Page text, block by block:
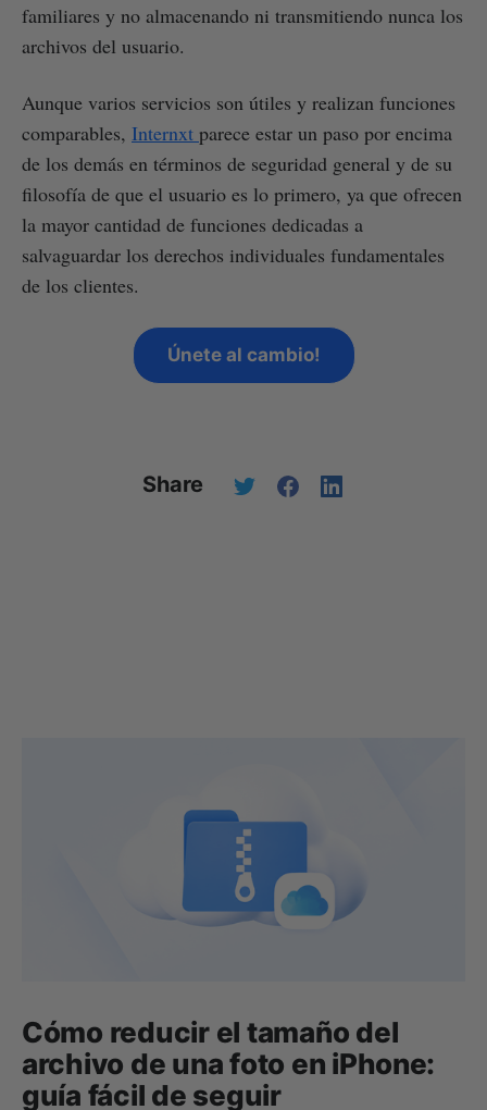
familiares y no almacenando ni transmitiendo nunca los
archivos del usuario.
Aunque varios servicios son útiles y realizan funciones
comparables, Internxt parece estar un paso por encima
de los demás en términos de seguridad general y de su
filosofía de que el usuario es lo primero, ya que ofrecen
la mayor cantidad de funciones dedicadas a
salvaguardar los derechos individuales fundamentales
de los clientes.
Únete al cambio!
Share
Cómo reducir el tamaño del
archivo de una foto en iPhone:
guía fácil de seguir